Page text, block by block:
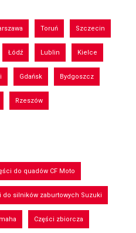
Toruń Szczecin
Łódź Lublin Kielce
Gdańsk Bydgoszcz
Rzeszów
do quadów CF Moto
do silników zaburtowych Suzuki
Części zbiorcza